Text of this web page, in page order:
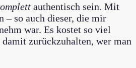
authentisch sein. Mit
– so auch dieser, die mir
war. Es kostet so viel
zurückzuhalten, wer man